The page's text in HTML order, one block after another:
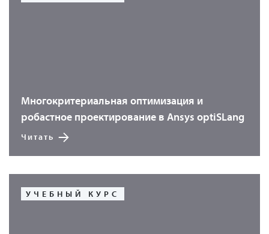
Многокритериальная оптимизация и
робастное проектирование в Ansys optiSLang
Читать
УЧЕБНЫЙ КУРС